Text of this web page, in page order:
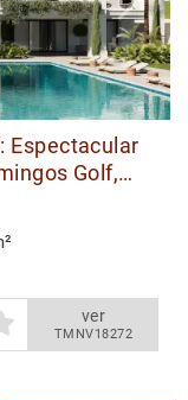
Espectacular
Golf,
ver
TMNV18272